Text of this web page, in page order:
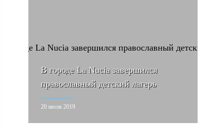
В городе La Nucia завершился
православный детский лагерь
20 июля 2019